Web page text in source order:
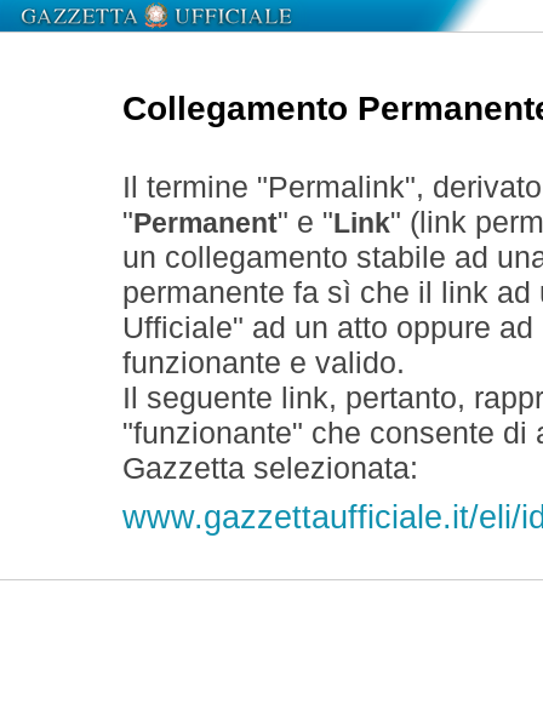
Collegamento
Il termine "Permalink",
" Permanent" e " Link" (link
un collegamento stabile ad
permanente fa sì che il link
Ufficiale" ad un atto oppure
funzionante e valido.
Il seguente link, pertanto,
"funzionante" che consente
Gazzetta selezionata:
www.gazzettaufficiale.it/eli/